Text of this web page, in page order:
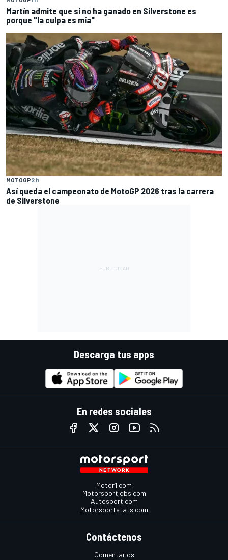
Martín admite que si no ha ganado en Silverstone es
porque "la culpa es mía"
MOTOGP2 h
Así queda el campeonato de MotoGP 2026 tras la carrera
de Silverstone
Descarga tus apps
En redes sociales
Motor1.com
Motorsportjobs.com
Autosport.com
Motorsportstats.com
Contáctenos
Comentarios